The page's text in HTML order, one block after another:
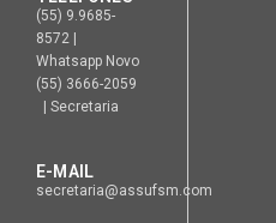
(55) 9.9685-
8572 |
Whatsapp Novo
(55) 3666-2059
| Secretaria
E-MAIL
secretaria@assufsm.com